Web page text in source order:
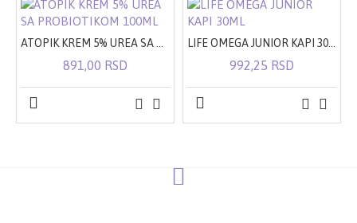
891,00 RSD
LIFE OMEGA JUNIOR KAPI 30ML
992,25 RSD